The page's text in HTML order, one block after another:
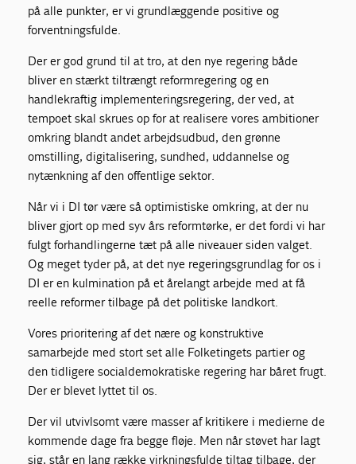
på alle punkter, er vi grundlæggende positive og
forventningsfulde.
Der er god grund til at tro, at den nye regering både
bliver en stærkt tiltrængt reformregering og en
handlekraftig implementeringsregering, der ved, at
tempoet skal skrues op for at realisere vores ambitioner
omkring blandt andet arbejdsudbud, den grønne
omstilling, digitalisering, sundhed, uddannelse og
nytænkning af den offentlige sektor.
Når vi i DI tør være så optimistiske omkring, at der nu
bliver gjort op med syv års reformtørke, er det fordi vi har
fulgt forhandlingerne tæt på alle niveauer siden valget.
Og meget tyder på, at det nye regeringsgrundlag for os i
DI er en kulmination på et årelangt arbejde med at få
reelle reformer tilbage på det politiske landkort.
Vores prioritering af det nære og konstruktive
samarbejde med stort set alle Folketingets partier og
den tidligere socialdemokratiske regering har båret frugt.
Der er blevet lyttet til os.
Der vil utvivlsomt være masser af kritikere i medierne de
kommende dage fra begge fløje. Men når støvet har lagt
sig, står en lang række virkningsfulde tiltag tilbage, der